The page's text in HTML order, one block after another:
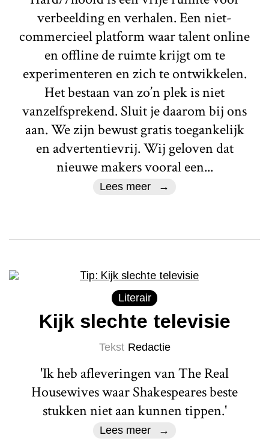
verbeelding en verhalen. Een niet-
commercieel platform waar talent online
en offline de ruimte krijgt om te
experimenteren en zich te ontwikkelen.
Het bestaan van zo’n plek is niet
vanzelfsprekend. Sluit je daarom bij ons
aan. We zijn bewust gratis toegankelijk
en advertentievrij. Wij geloven dat
nieuwe makers vooral een...
Lees meer
Literair
Kijk slechte televisie
Tekst Redactie
'Ik heb afleveringen van The Real
Housewives waar Shakespeares beste
stukken niet aan kunnen tippen.'
Lees meer